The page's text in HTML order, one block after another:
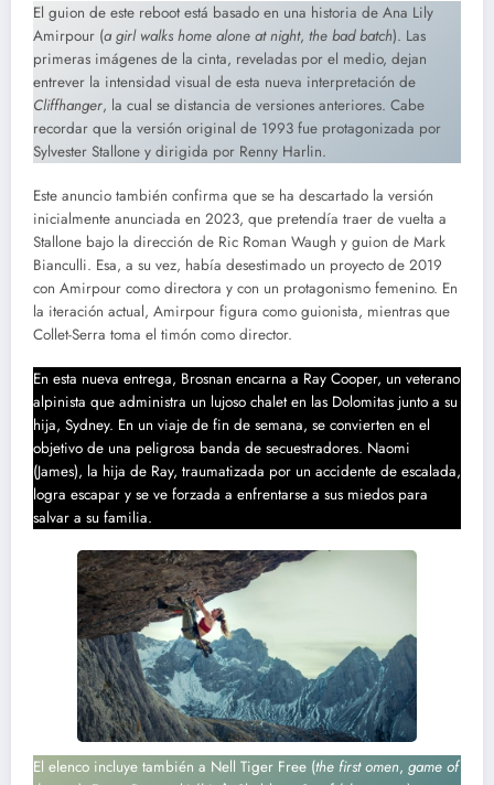
El guion de este reboot está basado en una historia de Ana Lily
Amirpour (a girl walks home alone at night, the bad batch). Las
primeras imágenes de la cinta, reveladas por el medio, dejan
entrever la intensidad visual de esta nueva interpretación de
Cliffhanger, la cual se distancia de versiones anteriores. Cabe
recordar que la versión original de 1993 fue protagonizada por
Sylvester Stallone y dirigida por Renny Harlin.
Este anuncio también confirma que se ha descartado la versión
inicialmente anunciada en 2023, que pretendía traer de vuelta a
Stallone bajo la dirección de Ric Roman Waugh y guion de Mark
Bianculli. Esa, a su vez, había desestimado un proyecto de 2019
con Amirpour como directora y con un protagonismo femenino. En
la iteración actual, Amirpour figura como guionista, mientras que
Collet-Serra toma el timón como director.
En esta nueva entrega, Brosnan encarna a Ray Cooper, un veterano
alpinista que administra un lujoso chalet en las Dolomitas junto a su
hija, Sydney. En un viaje de fin de semana, se convierten en el
objetivo de una peligrosa banda de secuestradores. Naomi
(James), la hija de Ray, traumatizada por un accidente de escalada,
logra escapar y se ve forzada a enfrentarse a sus miedos para
salvar a su familia.
El elenco incluye también a Nell Tiger Free (the first omen, game of